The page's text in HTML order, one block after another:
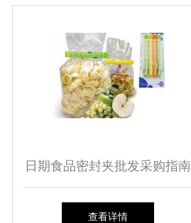
日期食品密封夹批发采购指南
如何甄选合作厂家与价格列表
查看详情